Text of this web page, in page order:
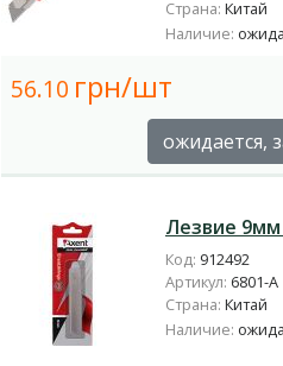
Страна: Китай
Наличие:
56.10 грн/шт
ожидается,
Лезвие 9мм
Код: 912492
Артикул: 6801-А
Страна: Китай
Наличие: